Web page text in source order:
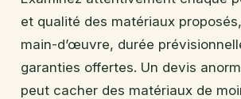
et qualité des matériaux
main-d’œuvre, durée
garanties offertes. Un devis
peut cacher des matériaux de